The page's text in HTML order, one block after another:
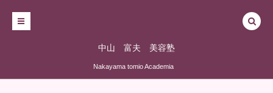
中山 富夫 美容塾
Nakayama tomio Academia